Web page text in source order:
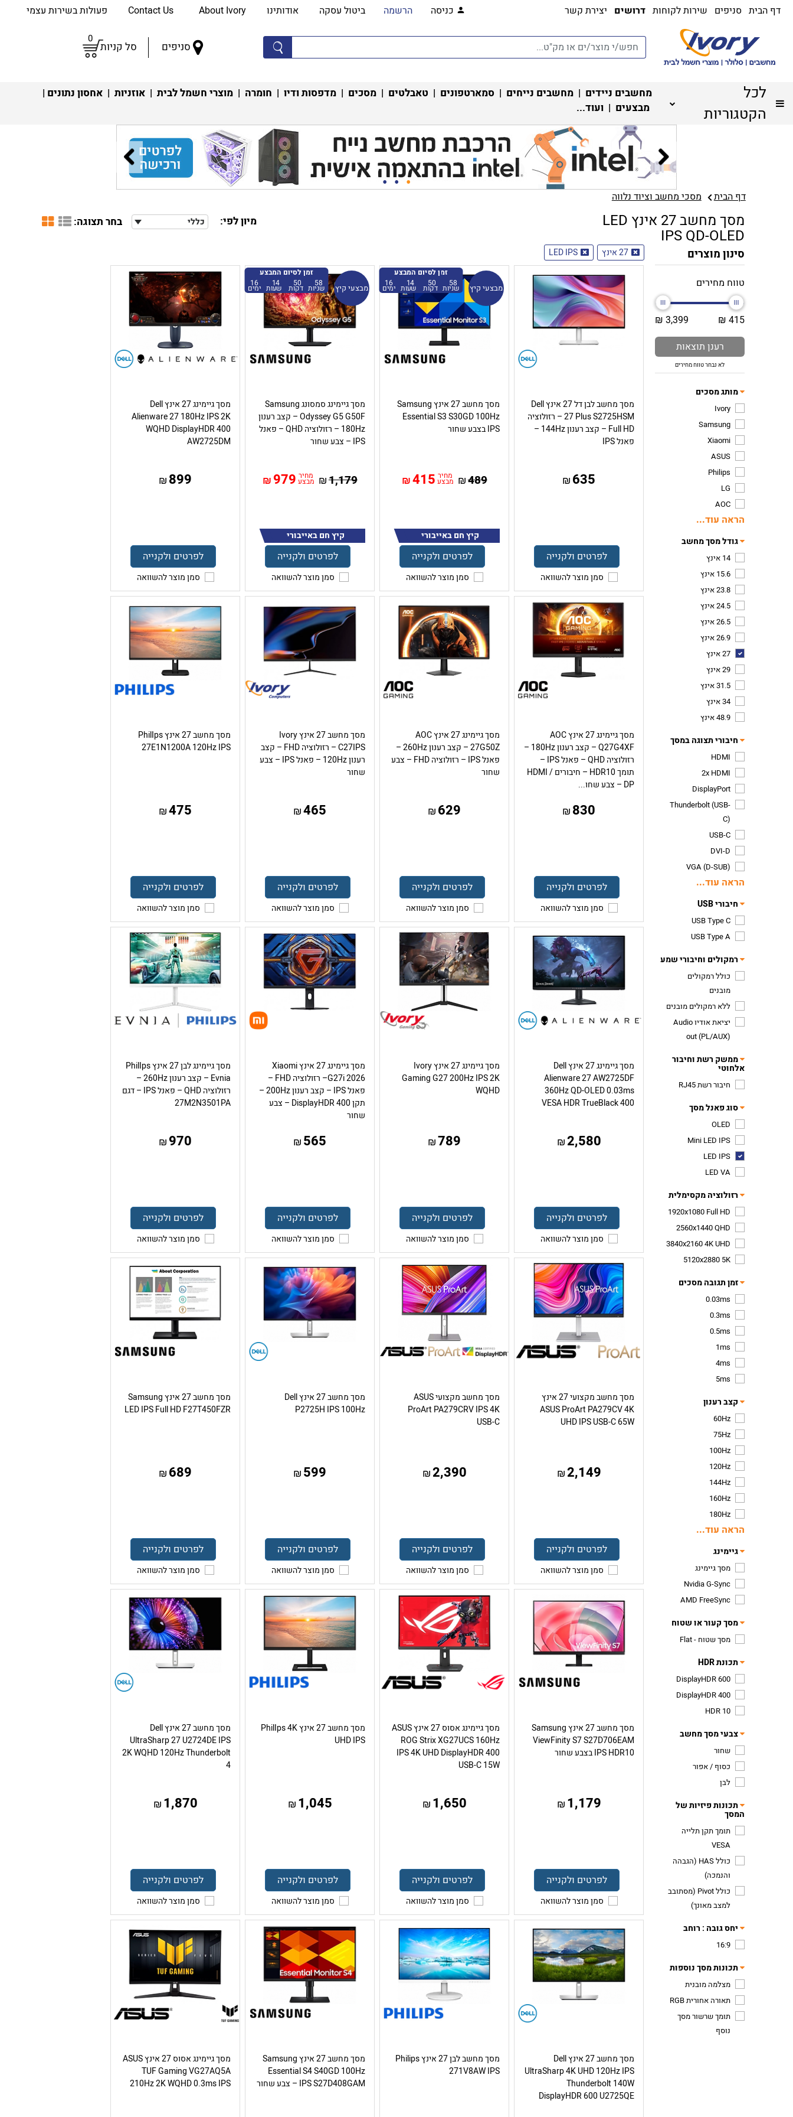
דף הבית סניפים שירות לקוחות דרושים יצירת קשר כניסה הרשמה ביטול עסקה אודותינו About Ivory פעולות בשירות עצמי
סניפים סל קניות
0
לכל
הקטגוריות
מחשבים ניידים | מחשבים נייחים | סמארטפונים | טאבלטים | מסכים | מדפסות ודיו | חומרה | מוצרי חשמל לבית | אוזניות | אחסון נתונים |
מבצעים | ועוד...
דף הבית מסכי מחשב וציוד נלווה
מסך מחשב 27 אינץ LED
IPS QD-OLED
מיון לפי: כללי בחר תצוגה:
סינון מוצרים
טווח מחירים
415 ₪
3,399 ₪
רענן תוצאות
לא נבחר טווח מחירים
מותג מסכים
Ivory
Samsung
Xiaomi
ASUS
Philips
LG
AOC
הראה עוד...
גודל מסך מחשב
14 אינץ
15.6 אינץ
23.8 אינץ
24.5 אינץ
26.5 אינץ
26.9 אינץ
27 אינץ
29 אינץ
31.5 אינץ
34 אינץ
48.9 אינץ
חיבורי תצוגה במסך
HDMI
2x HDMI
DisplayPort
Thunderbolt (USB-
C)
USB-C
DVI-D
VGA (D-SUB)
הראה עוד...
חיבורי USB
USB Type C
USB Type A
רמקולים וחיבורי שמע
כולל רמקולים
מובנים
ללא רמקולים מובנים
יציאת אודיו Audio
out (PL/AUX)
ממשק רשת וחיבור
אלחוטי
חיבור רשת RJ45
סוג פאנל מסך
OLED
Mini LED IPS
LED IPS
LED VA
רזולוציה מקסימלית
1920x1080 Full HD
2560x1440 QHD
3840x2160 4K UHD
5120x2880 5K
זמן תגובה מסכים
0.03ms
0.3ms
0.5ms
1ms
4ms
5ms
קצב רענון
60Hz
75Hz
100Hz
120Hz
144Hz
160Hz
180Hz
הראה עוד...
גיימינג
מסך גיימינג
Nvidia G-Sync
AMD FreeSync
מסך קעור או שטוח
מסך שטוח - Flat
תכונת HDR
DisplayHDR 600
DisplayHDR 400
HDR 10
צבעי מסך מחשב
שחור
כסוף / אפור
לבן
תכונות פיזיות של
המסך
תומך תקן תלייה
VESA
כולל HAS (הגבהה
והנמכה)
כולל Pivot (מסתובב
למצב מאונך)
יחס גובה : רוחב
16:9
תכונות מסך נוספות
מצלמה מובנית
תאורה אחורית RGB
תומך שרשור מסך
נוסף
27 אינץ LED IPS
מסך מחשב לבן דל 27 אינץ Dell
27 Plus S2725HSM – רזולוציה
Full HD – קצב רענון 144Hz –
פאנל IPS
635
₪
לפרטים ולקנייה
סמן מוצר להשוואה
זמן לסיום המבצע
57
שניות 50
דקות 14
שעות 16
ימים מבצעי קיץ
מסך מחשב 27 אינץ Samsung
Essential S3 S30GD 100Hz
IPS בצבע שחור
489
₪ מחיר
מבצע 415
₪
קיץ חם באייבורי
לפרטים ולקנייה
סמן מוצר להשוואה
זמן לסיום המבצע
57
שניות 50
דקות 14
שעות 16
ימים מבצעי קיץ
מסך גיימינג סמסונג Samsung
Odyssey G5 G50F – קצב רענון
180Hz – רזולוציה QHD – פאנל
IPS – צבע שחור
1,179
₪ מחיר
מבצע 979
₪
קיץ חם באייבורי
לפרטים ולקנייה
סמן מוצר להשוואה
מסך גיימינג 27 אינץ Dell
Alienware 27 180Hz IPS 2K
WQHD DisplayHDR 400
AW2725DM
899
₪
לפרטים ולקנייה
סמן מוצר להשוואה
מסך גיימינג 27 אינץ AOC
Q27G4XF – קצב רענון 180Hz –
רזולוציה QHD – פאנל IPS –
תומך HDR10 – חיבורים HDMI /
DP – צבע שחו...
830
₪
לפרטים ולקנייה
סמן מוצר להשוואה
מסך גיימינג 27 אינץ AOC
27G50Z – קצב רענון 260Hz –
פאנל IPS – רזולוציה FHD – צבע
שחור
629
₪
לפרטים ולקנייה
סמן מוצר להשוואה
מסך מחשב 27 אינץ Ivory
C27IPS – רזולוציה FHD – קצב
רענון 120Hz – פאנל IPS – צבע
שחור
465
₪
לפרטים ולקנייה
סמן מוצר להשוואה
מסך מחשב 27 אינץ PhilIps
27E1N1200A 120Hz IPS
475
₪
לפרטים ולקנייה
סמן מוצר להשוואה
מסך גיימינג 27 אינץ Dell
Alienware 27 AW2725DF
360Hz QD-OLED 0.03ms
VESA HDR TrueBlack 400
2,580
₪
לפרטים ולקנייה
סמן מוצר להשוואה
מסך גיימינג 27 אינץ Ivory
Gaming G27 200Hz IPS 2K
WQHD
789
₪
לפרטים ולקנייה
סמן מוצר להשוואה
מסך גיימינג 27 אינץ Xiaomi
G27i 2026– רזולוציה FHD –
פאנל IPS – קצב רענון 200Hz –
תקן DisplayHDR 400 – צבע
שחור
565
₪
לפרטים ולקנייה
סמן מוצר להשוואה
מסך גיימינג לבן 27 אינץ PhilIps
Evnia – קצב רענון 260Hz –
רזולוציה QHD – פאנל IPS – דגם
27M2N3501PA
970
₪
לפרטים ולקנייה
סמן מוצר להשוואה
מסך מחשב מקצועי 27 אינץ
ASUS ProArt PA279CV 4K
UHD IPS USB-C 65W
2,149
₪
לפרטים ולקנייה
סמן מוצר להשוואה
מסך מחשב מקצועי ASUS
ProArt PA279CRV IPS 4K
USB-C
2,390
₪
לפרטים ולקנייה
סמן מוצר להשוואה
מסך מחשב 27 אינץ Dell
P2725H IPS 100Hz
599
₪
לפרטים ולקנייה
סמן מוצר להשוואה
מסך מחשב 27 אינץ Samsung
LED IPS Full HD F27T450FZR
689
₪
לפרטים ולקנייה
סמן מוצר להשוואה
מסך מחשב 27 אינץ Samsung
ViewFinity S7 S27D706EAM
IPS HDR10 בצבע שחור
1,179
₪
לפרטים ולקנייה
סמן מוצר להשוואה
מסך גיימינג אסוס 27 אינץ ASUS
ROG Strix XG27UCS 160Hz
IPS 4K UHD DisplayHDR 400
USB-C 15W
1,650
₪
לפרטים ולקנייה
סמן מוצר להשוואה
מסך מחשב 27 אינץ PhilIps 4K
UHD IPS
1,045
₪
לפרטים ולקנייה
סמן מוצר להשוואה
מסך מחשב 27 אינץ Dell
UltraSharp 27 U2724DE IPS
2K WQHD 120Hz Thunderbolt
4
1,870
₪
לפרטים ולקנייה
סמן מוצר להשוואה
מסך מחשב 27 אינץ Dell
UltraSharp 4K UHD 120Hz IPS
Thunderbolt 140W
DisplayHDR 600 U2725QE
מסך מחשב לבן 27 אינץ Philips
271V8AW IPS
מסך מחשב 27 אינץ Samsung
Essential S4 S40GD 100Hz
IPS S27D408GAM – צבע שחור
מסך גיימינג אסוס 27 אינץ ASUS
TUF Gaming VG27AQ5A
210Hz 2K WQHD 0.3ms IPS